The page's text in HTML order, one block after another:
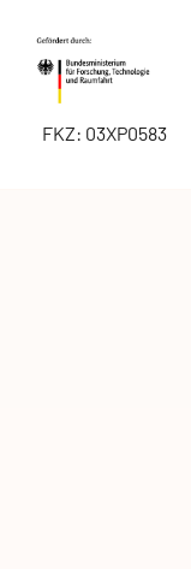
FKZ: 03XP0583